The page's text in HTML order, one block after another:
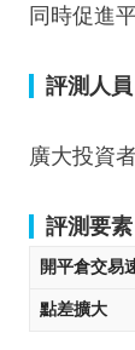
同時促進
評測人員
廣大投資
評測要素
開平倉交易
點差擴大